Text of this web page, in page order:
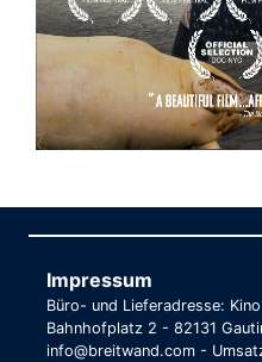
Impressum
Büro- und Lieferadresse:
Bahnhofplatz 2 - 82131
info@breitwand.com -